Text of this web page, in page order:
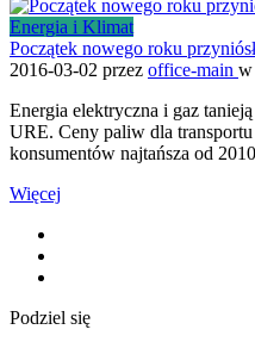
Energia i Klimat
Początek nowego roku
2016-03-02 przez office-main w
Energia elektryczna i gaz
URE. Ceny paliw dla
konsumentów najtańsza od
Więcej
Podziel się